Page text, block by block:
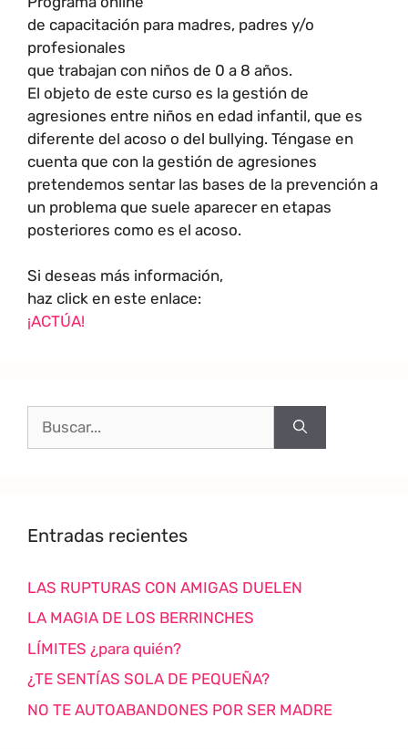
de capacitación para madres, padres y/o
profesionales
que trabajan con niños de 0 a 8 años.
El objeto de este curso es la gestión de
agresiones entre niños en edad infantil, que es
diferente del acoso o del bullying. Téngase en
cuenta que con la gestión de agresiones
pretendemos sentar las bases de la prevención a
un problema que suele aparecer en etapas
posteriores como es el acoso.
Si deseas más información,
haz click en este enlace:
¡ACTÚA!
Entradas recientes
LAS RUPTURAS CON AMIGAS DUELEN
LA MAGIA DE LOS BERRINCHES
LÍMITES ¿para quién?
¿TE SENTÍAS SOLA DE PEQUEÑA?
NO TE AUTOABANDONES POR SER MADRE